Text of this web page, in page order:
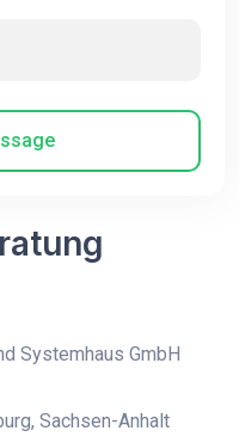
Systemhaus GmbH
Sachsen-Anhalt